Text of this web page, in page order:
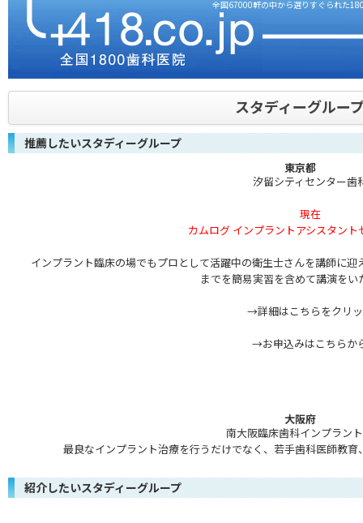
全国67000軒の中から選りすぐられた
スタディーグルー
推薦したいスタディーグループ
東京都
汐留シティセンター歯
現在
カムログ インプラントアシスタント
インプラント臨床の場でもプロとして活躍中の衛生士さんを講師に
までを簡易実習を含めて講演をい
→詳細はこちらをクリ
→お申込みはこちらか
大阪府
南大阪臨床歯科インプラン
最良なインプラント治療を行うだけでなく、若手歯科医師教
紹介したいスタディーグループ